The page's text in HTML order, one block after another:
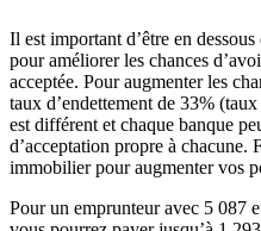
Il est important d’être en
pour améliorer les chances
acceptée. Pour augmenter les
taux d’endettement de 33%
est différent et chaque banque
d’acceptation propre à chacune.
immobilier pour augmenter vos
Pour un emprunteur avec 5 087